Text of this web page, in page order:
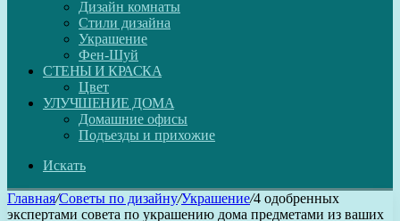
Дизайн комнаты
Стили дизайна
Украшение
Фен-Шуй
СТЕНЫ И КРАСКА
Цвет
УЛУЧШЕНИЕ ДОМА
Домашние офисы
Подъезды и прихожие
Искать
Главная/Советы по дизайну/Украшение/4 одобренных
экспертами совета по украшению дома предметами из ваших